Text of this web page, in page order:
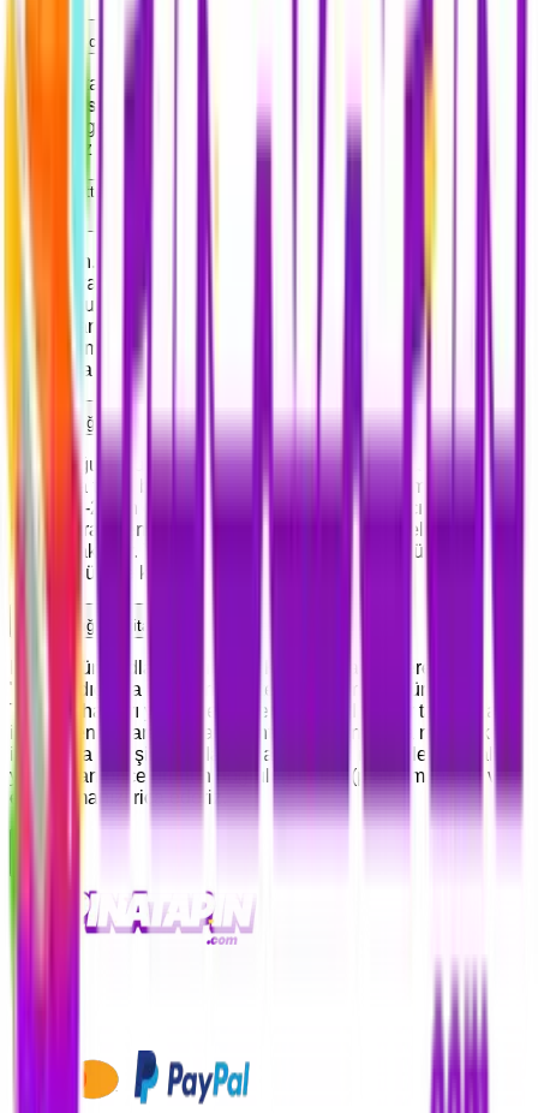
Pinatapin.com üyeliğimi nasıl iptal edebilirim?
Üyelik iptal talepleriniz için güvenlik prosedürlerimiz gereği
Canlı Destek
iletişime geçmeniz gerekmektedir. Talebiniz alındıktan sonra
hesabınız kalıcı olarak silinecektir.
İnternette Pinatapin.com hakkında neden henüz çok fazla kullanıcı
Pinatapin.com, e-pin ve dijital kod sektörüne dinamik ve yeni
bir giriş yapmış olan genç bir platformdur. Sektörde yeni
olduğumuz için internetteki yorum sayısı şimdilik kısıtlı
olabilir; ancak her geçen gün büyüyen kullanıcı kitlemizle,
hızlı teslimat ve güvenilir hizmet anlayışımızı kanıtlayarak
yolumuza devam ediyoruz.
Satın aldığım dijital ürün kodlarının bir son kullanma tarihi var mı?
Evet, çoğu dijital ürün kodunun (E-pin) teknik olarak bir son
kullanma tarihi bulunmaktadır. Ancak endişelenmeyin; bu
süreler 1-2 gün gibi kısıtlı zamanlar değil, yayıncı firmaya
bağlı olarak genellikle 1 yıl veya daha uzun süreleri
kapsamaktadır. Yine de satın aldığınız kodları mümkün olan
en kısa sürede kullanmanızı tavsiye ederiz.
Satın aldığım dijital kodu/ürünü iade edebilir miyim?
Dijital ürün kodları (E-pin, CD Key vb.) yapısı gereği
"kullanıldığında tükenen" ve "tek kullanımlık" ürünlerdir.
Tüketici hakları yönetmeliği gereği, dijital kodlar tarafınıza
iletildikten ve tarafınızca görüntülendikten sonra ne yazık ki
iade veya değişim yapılamamaktadır. Bu nedenle satın alım
yapmadan önce ürünün doğruluğundan (platform, bölge vb.)
emin olmanızı rica ederiz.